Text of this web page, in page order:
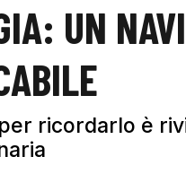
UN
ricordarlo è